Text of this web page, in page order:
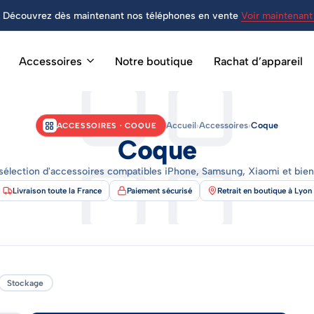
Découvrez dès maintenant nos téléphones en vente Voir maintenant
Accessoires Notre boutique Rachat d’appareil
ACCESSOIRES · COQUE Accueil›Accessoires›Coque
Coque
d'accessoires compatibles iPhone, Samsung, Xiaomi et
Livraison toute la France Paiement sécurisé Retrait en boutique à Lyon
Stockage